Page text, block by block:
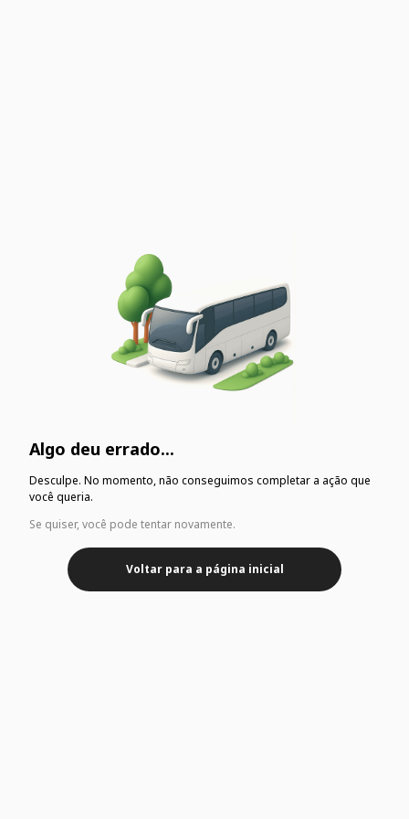
Algo deu errado...
Desculpe. No momento, não conseguimos completar a ação que
você queria.
Se quiser, você pode tentar novamente.
Voltar para a página inicial